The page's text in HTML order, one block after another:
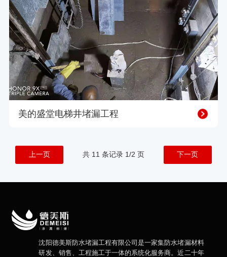
美的盛堂电梯井堵漏工程
上一页 共 11 条记录 1/2 页 下一页
沈阳德美斯防水堵漏工程有限公司是一家集防水堵漏材料
研发、销售、工程施工于一体的系统化服务商。近二十年